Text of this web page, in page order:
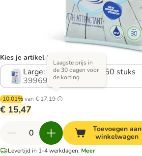
Kies je artikel (6 varianten)
Large: L 60 x B 45 cm, 50 stuks
399695.0
-10.01%van € 17,19
Laagste prijs in
de 30 dagen voor
de korting
€ 15,47
Toevoegen aan
winkelwagen
Levertijd in 1-4 werkdagen. Meer